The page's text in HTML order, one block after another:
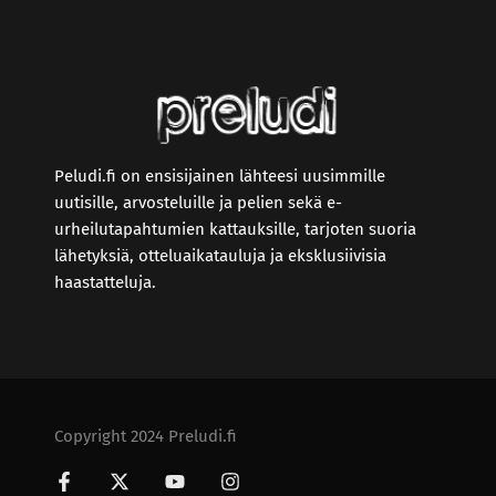
Peludi.fi on ensisijainen lähteesi uusimmille
uutisille, arvosteluille ja pelien sekä e-
urheilutapahtumien kattauksille, tarjoten suoria
lähetyksiä, otteluaikatauluja ja eksklusiivisia
haastatteluja.
Copyright 2024 Preludi.fi